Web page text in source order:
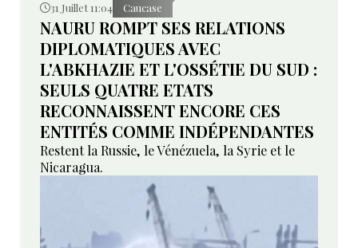
31 Juillet 11:04 Caucase
NAURU ROMPT SES RELATIONS
DIPLOMATIQUES AVEC
L'ABKHAZIE ET L'OSSÉTIE DU SUD :
SEULS QUATRE ETATS
RECONNAISSENT ENCORE CES
ENTITÉS COMME INDÉPENDANTES
Restent la Russie, le Vénézuela, la Syrie et le
Nicaragua.